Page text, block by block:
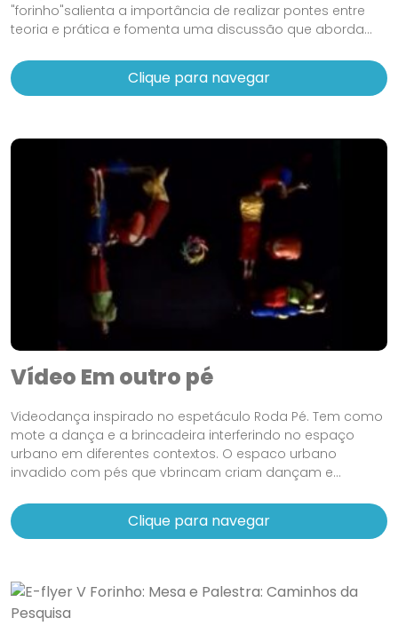
"forinho"salienta a importância de realizar pontes entre
teoria e prática e fomenta uma discussão que aborda...
Clique para navegar
Vídeo Em outro pé
Videodança inspirado no espetáculo Roda Pé. Tem como
mote a dança e a brincadeira interferindo no espaço
urbano em diferentes contextos. O espaco urbano
invadido com pés que vbrincam criam dançam e...
Clique para navegar